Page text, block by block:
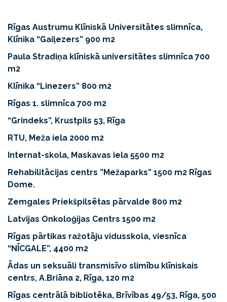
Rīgas Austrumu Klīniskā Universitātes slimnīca,
Klīnika “Gaiļezers” 900 m2
Paula Stradiņa klīniskā universitātes slimnīca 700
m2
Klīnika “Linezers” 800 m2
Rīgas 1. slimnīca 700 m2
“Grindeks”, Krustpils 53, Rīga
RTU, Meža iela 2000 m2
Internat-skola, Maskavas iela 5500 m2
Rehabilitācijas centrs ”Mežaparks” 1500 m2 Rīgas
Dome.
Zemgales Priekšpilsētas pārvalde 800 m2
Latvijas Onkoloģijas Centrs 1500 m2
Rīgas pārtikas ražotāju vidusskola, viesnīca
“NĪCGALE”, 4400 m2
Ādas un seksuāli transmisīvo slimību klīniskais
centrs, A.Briāna 2, Rīga, 120 m2
Rīgas centrālā bibliotēka, Brīvības 49/53, Rīga, 500